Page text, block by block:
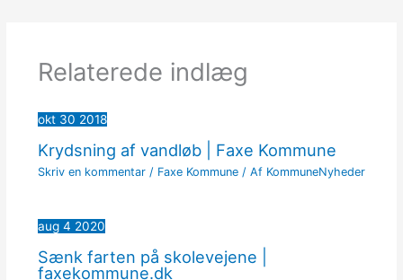
Relaterede indlæg
okt 30 2018
Krydsning af vandløb | Faxe Kommune
Skriv en kommentar / Faxe Kommune/ Af KommuneNyheder
aug 4 2020
Sænk farten på skolevejene |
faxekommune.dk